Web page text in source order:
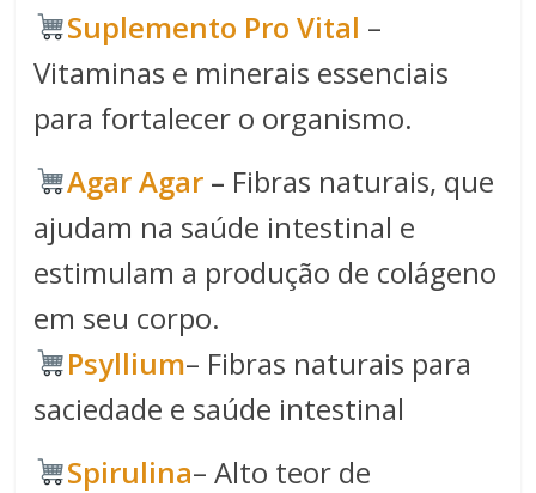
Suplemento Pro Vital –
Vitaminas e minerais essenciais
para fortalecer o organismo.
Agar Agar– Fibras naturais, que
ajudam na saúde intestinal e
estimulam a produção de colágeno
em seu corpo.
Psyllium– Fibras naturais para
saciedade e saúde intestinal
Spirulina​– Alto teor de